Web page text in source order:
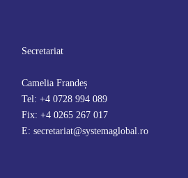
Secretariat
Camelia Frandeș
Tel: +4 0728 994 089
Fix: +4 0265 267 017
E: secretariat@systemaglobal.ro